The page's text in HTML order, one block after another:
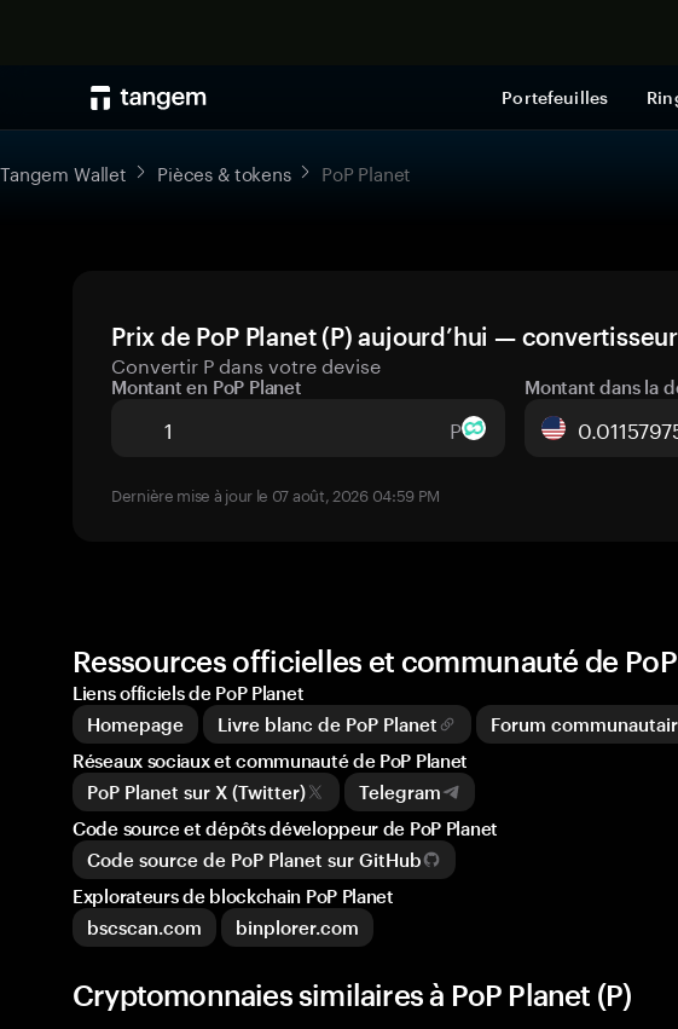
Portefeuilles
Tangem Wallet Pièces & tokens PoP Planet
Prix de PoP Planet (P) aujourd’hui —
Convertir P dans votre devise
Montant en PoP Planet
P
Montant dans la
Dernière mise à jour le 07 août, 2026 04:59 PM
Ressources officielles et communauté de
Liens officiels de PoP Planet
Homepage
Livre blanc de PoP Planet
Forum
Réseaux sociaux et communauté de PoP Planet
PoP Planet sur X (Twitter)
Telegram
Code source et dépôts développeur de PoP Planet
Code source de PoP Planet sur GitHub
Explorateurs de blockchain PoP Planet
bscscan.com
binplorer.com
Cryptomonnaies similaires à PoP Planet (P)